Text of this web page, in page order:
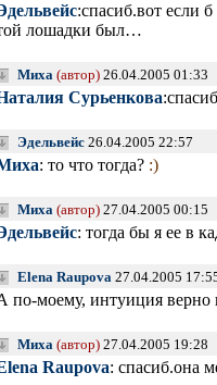
:спасиб.вот если б
лошадки был…
Миха (автор) 26.04.2005 01:33
Сурьенкова
Эдельвейс 26.04.2005 22:57
: то что тогда? :)
Миха (автор) 27.04.2005 00:15
: тогда бы я ее в
Elena Raupova 27.04.2005
по-моему, интуиция верно
Миха (автор) 27.04.2005 19:28
Raupova: спасиб.она